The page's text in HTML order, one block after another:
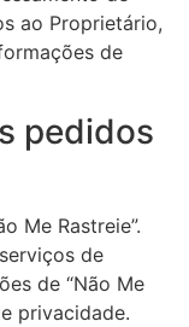
ao Proprietário,
de
pedidos
Me Rastreie”.
de
de “Não Me
privacidade.